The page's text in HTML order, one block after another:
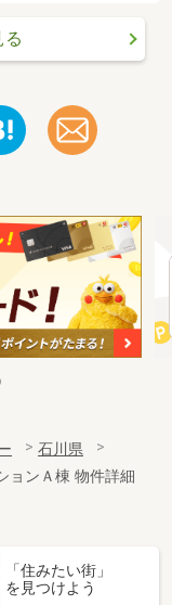
石川県
ョンＡ棟 物件詳細
「住みたい街」
を見つけよう